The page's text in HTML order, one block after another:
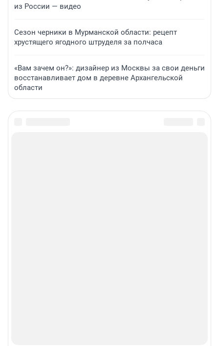
из России — видео
Сезон черники в Мурманской области: рецепт
хрустящего ягодного штруделя за полчаса
«Вам зачем он?»: дизайнер из Москвы за свои деньги
восстанавливает дом в деревне Архангельской
области